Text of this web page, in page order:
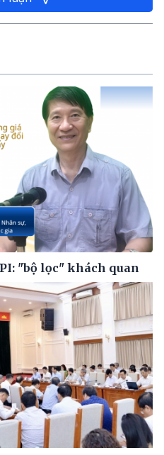
"bộ lọc" khách quan